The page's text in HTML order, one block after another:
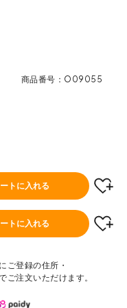
商品番号 O09055
トに入れる
トに入れる
ご登録の住所・
ご注文いただけます。